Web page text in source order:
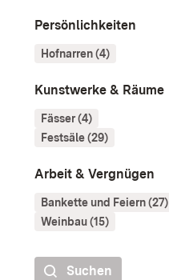
Persönlichkeiten
Hofnarren (4)
Kunstwerke & Räume
Fässer (4)
Festsäle (29)
Arbeit & Vergnügen
Bankette und Feiern (27)
Weinbau (15)
Suchen